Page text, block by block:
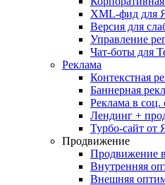
XML-фид для
Версия для
Управление
Чат-боты для
Реклама
Контекстная
Баннерная
Реклама в соц.
Лендинг +
Турбо-сайт от
Продвижение
Продвижение
Внутренняя
Внешняя